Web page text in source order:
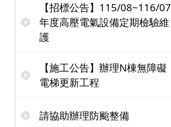
【招標公告】115/08~116/07
年度高壓電氣設備定期檢驗維
護
【施工公告】辦理N棟無障礙
電梯更新工程
請協助辦理防颱整備